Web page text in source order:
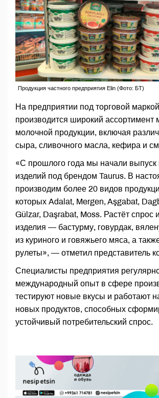
Продукция частного предприятия Elin (Фото: БТ)
На предприятии под торговой
производится широкий ассортимент
молочной продукции, включая
сыра, сливочного масла, кефира и
«С прошлого года мы начали выпуск
изделий под брендом Taurus. В
производим более 20 видов
которых Adalat, Mergen, Aşgabat,
Gülzar, Daşrabat, Moss. Растёт спрос
изделия — бастурму, говурдак,
из куриного и говяжьего мяса, а
рулеты», — отметил представитель
Специалисты предприятия
международный опыт в сфере
тестируют новые вкусы и работают
новых продуктов, способных
устойчивый потребительский спрос.